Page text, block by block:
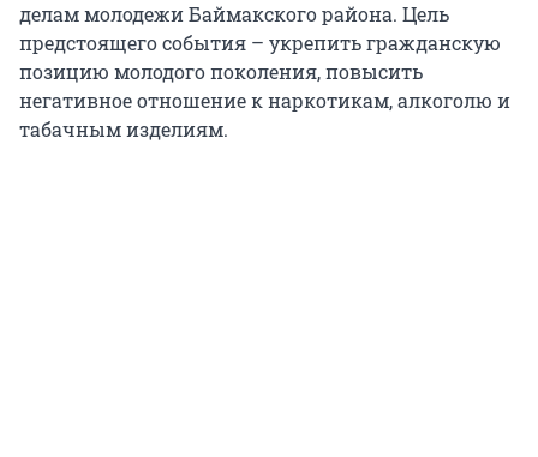
делам молодежи Баймакского района. Цель
предстоящего события – укрепить гражданскую
позицию молодого поколения, повысить
негативное отношение к наркотикам, алкоголю и
табачным изделиям.